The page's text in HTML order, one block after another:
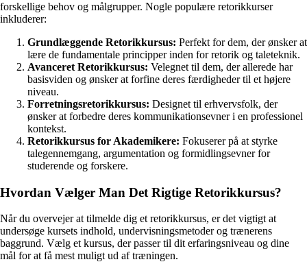
forskellige behov og målgrupper. Nogle populære retorikkurser
inkluderer:
Grundlæggende Retorikkursus: Perfekt for dem, der ønsker at
lære de fundamentale principper inden for retorik og taleteknik.
Avanceret Retorikkursus: Velegnet til dem, der allerede har
basisviden og ønsker at forfine deres færdigheder til et højere
niveau.
Forretningsretorikkursus: Designet til erhvervsfolk, der
ønsker at forbedre deres kommunikationsevner i en professionel
kontekst.
Retorikkursus for Akademikere: Fokuserer på at styrke
talegennemgang, argumentation og formidlingsevner for
studerende og forskere.
Hvordan Vælger Man Det Rigtige Retorikkursus?
Når du overvejer at tilmelde dig et retorikkursus, er det vigtigt at
undersøge kursets indhold, undervisningsmetoder og trænerens
baggrund. Vælg et kursus, der passer til dit erfaringsniveau og dine
mål for at få mest muligt ud af træningen.